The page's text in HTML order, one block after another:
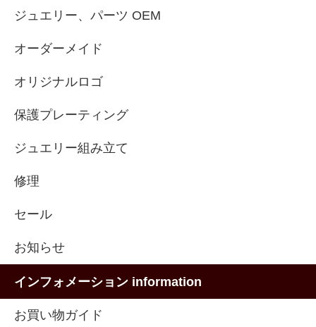
ジュエリー、パーツ OEM
オーダーメイド
オリジナルロゴ
保護プレーティング
ジュエリー組み立て
修理
セール
お知らせ
インフォメーション information
お買い物ガイド